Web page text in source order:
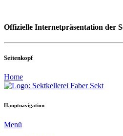
Offizielle Internetpräsentation der
Seitenkopf
Home
Hauptnavigation
Menü